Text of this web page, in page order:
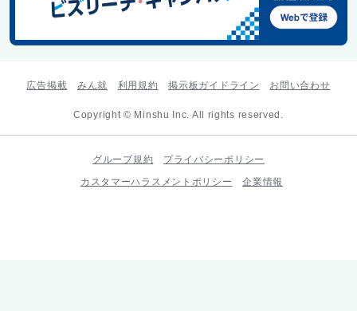
広告掲載 みん就 利用規約 掲示板ガイドライン お問い合わせ
Copyright © Minshu Inc. All rights reserved.
グループ規約
プライバシーポリシー
カスタマーハラスメントポリシー
企業情報